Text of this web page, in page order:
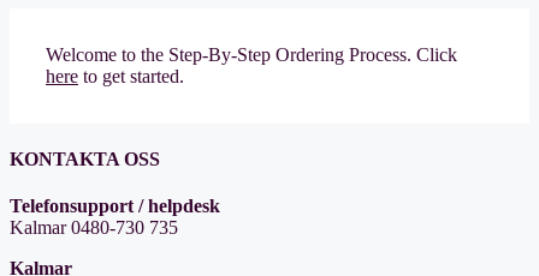
Welcome to the Step-By-Step Ordering Process. Click
here to get started.
KONTAKTA OSS
Telefonsupport / helpdesk
Kalmar 0480-730 735
Kalmar